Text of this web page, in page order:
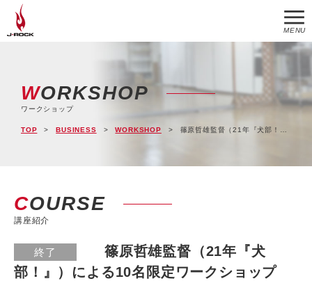
MENU
WORKSHOP
ワークショップ
TOP BUSINESS WORKSHOP 篠原哲雄監督（21年『犬部！』）による10名限定ワークショップ 4月14日(木)18日(月)開催
COURSE
講座紹介
終了
篠原哲雄監督（21年『犬
部！』）による10名限定ワークショップ